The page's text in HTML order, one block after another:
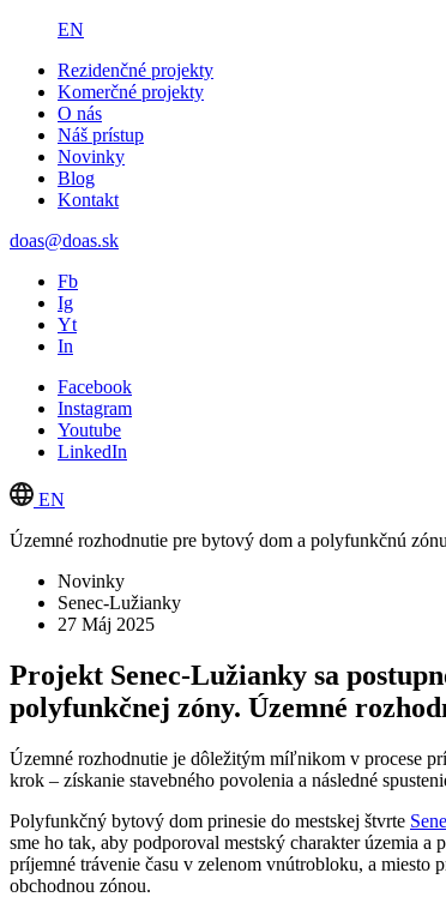
EN
Rezidenčné projekty
Komerčné projekty
O nás
Náš prístup
Novinky
Blog
Kontakt
doas@doas.sk
Fb
Ig
Yt
In
Facebook
Instagram
Youtube
LinkedIn
EN
Územné rozhodnutie pre bytový dom a polyfunkčnú
Novinky
Senec-Lužianky
27 Máj 2025
Projekt Senec-Lužianky sa
polyfunkčnej zóny. Územné
Územné rozhodnutie je dôležitým míľnikom v procese
krok – získanie stavebného povolenia a následné
Polyfunkčný bytový dom prinesie do mestskej štvrte
sme ho tak, aby podporoval mestský charakter územia
príjemné trávenie času v zelenom vnútrobloku, a miesto
obchodnou zónou.